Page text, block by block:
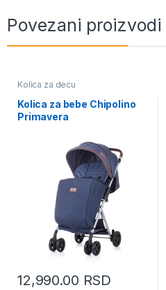
Povezani proizvodi
Kolica za decu
Kolica za bebe Chipolino
Primavera
12,990.00 RSD